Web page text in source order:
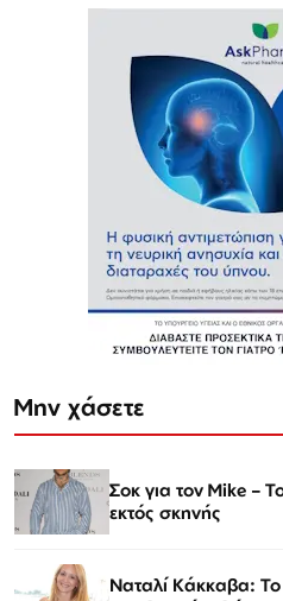
Μην χάσετε
Σοκ για τον Mike –
εκτός σκηνής
Ναταλί Κάκκαβα: Το